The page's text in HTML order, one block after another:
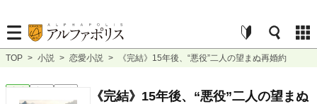
TOP > 小説 > 恋愛小説 > 《完結》15年後、“悪役”二人の望まぬ再婚約
《完結》15年後、“悪役”二人の望まぬ